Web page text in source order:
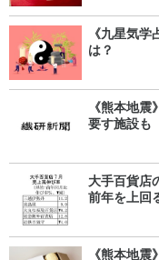
《九星気
は？
《熊本地
要す施設も
大手百貨
前年を上回
《熊本地